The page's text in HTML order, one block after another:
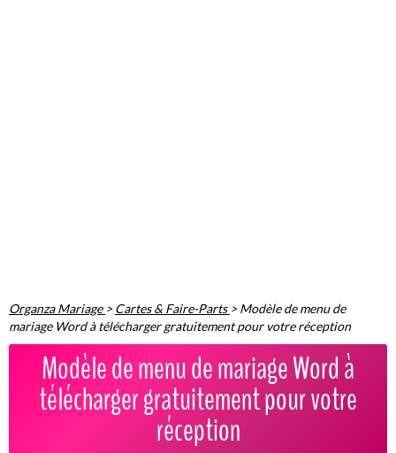
Organza Mariage >Cartes & Faire-Parts >Modèle de menu de
mariage Word à télécharger gratuitement pour votre réception
Modèle de menu de mariage Word à
télécharger gratuitement pour votre
réception